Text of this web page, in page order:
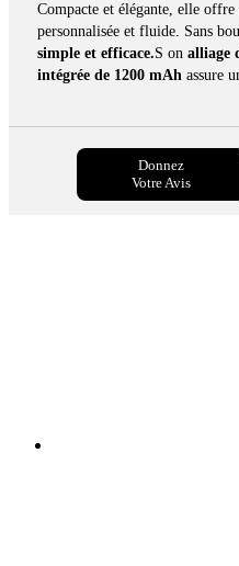
Compacte et élégante, elle offre
personnalisée et fluide. Sans
simple et efficace.S on alliage
intégrée de 1200 mAhassure
Donnez
Votre Avis